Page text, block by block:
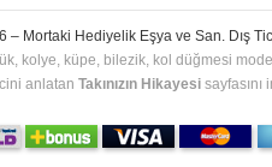
– Mortaki Hediyelik Eşya ve San. Dış
kolye, küpe, bilezik, kol düğmesi
anlatan Takınızın Hikayesi